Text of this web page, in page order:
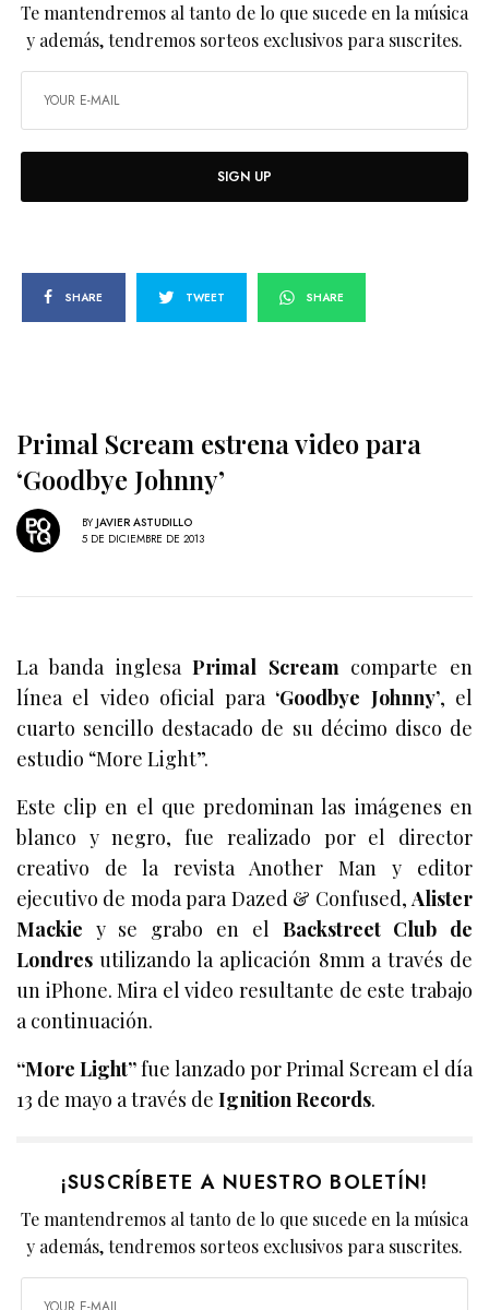
Te mantendremos al tanto de lo que sucede en la música
y además, tendremos sorteos exclusivos para suscrites.
SIGN UP
SHARE TWEET SHARE
Primal Scream estrena video para
‘Goodbye Johnny’
BY JAVIER ASTUDILLO
5 DE DICIEMBRE DE 2013
La banda inglesaPrimal Screamcomparte en
línea el video oficial para ‘Goodbye Johnny’, el
cuarto sencillo destacado de su décimo disco de
estudio “More Light”.
Este clip en el que predominan las imágenes en
blanco y negro, fue realizado por el director
creativo de la revista Another Man y editor
ejecutivo de moda para Dazed & Confused,Alister
Mackie y se grabo en el Backstreet Club de
Londres utilizando la aplicación 8mm a través de
un iPhone. Mira el video resultante de este trabajo
a continuación.
“More Light”fue lanzado por Primal Scream el día
13 de mayo a través deIgnition Records.
¡SUSCRÍBETE A NUESTRO BOLETÍN!
Te mantendremos al tanto de lo que sucede en la música
y además, tendremos sorteos exclusivos para suscrites.